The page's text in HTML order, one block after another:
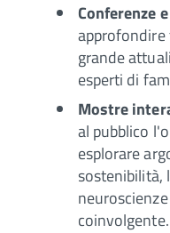
Conferenze
grande
esperti di
Mostre
al pubblico
esplorare
sostenibilità,
coinvolgente.